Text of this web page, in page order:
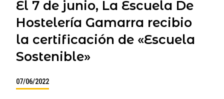
El 7 de junio, La Escuela De
Hostelería Gamarra recibio
la certificación de «Escuela
Sostenible»
07/06/2022